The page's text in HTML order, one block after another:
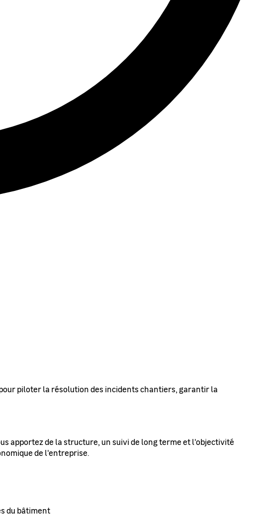
piloter la résolution des incidents chantiers, garantir la
apportez de la structure, un suivi de long terme et l'objectivité
de l'entreprise.
du bâtiment